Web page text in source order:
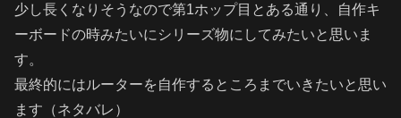
少し長くなりそうなので第1ホップ目とある通り、自作キ
ーボードの時みたいにシリーズ物にしてみたいと思いま
す。
最終的にはルーターを自作するところまでいきたいと思い
ます（ネタバレ）